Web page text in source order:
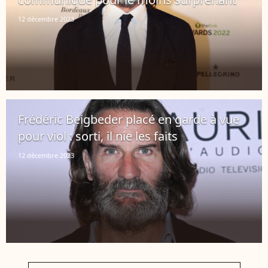
12 décembre 2023
Frédéric Beigbeder placé en garde à vue
pour viol : sorti, il nie les faits
12 décembre 2023